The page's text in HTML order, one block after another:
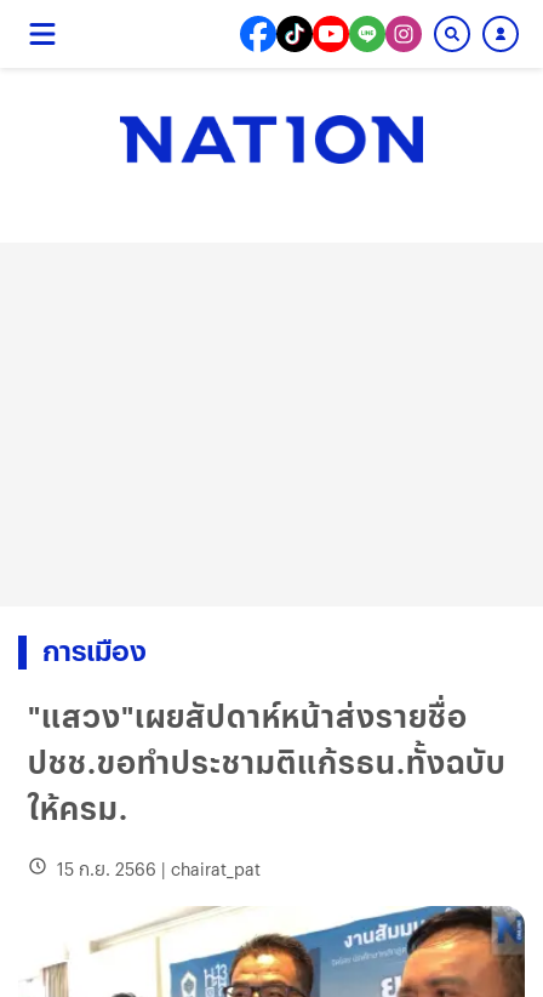
การเมือง
"แสวง"เผยสัปดาห์หน้าส่งรายชื่อ
ปชช.ขอทำประชามติแก้รธน.ทั้งฉบับ
ให้ครม.
15 ก.ย. 2566 | chairat_pat